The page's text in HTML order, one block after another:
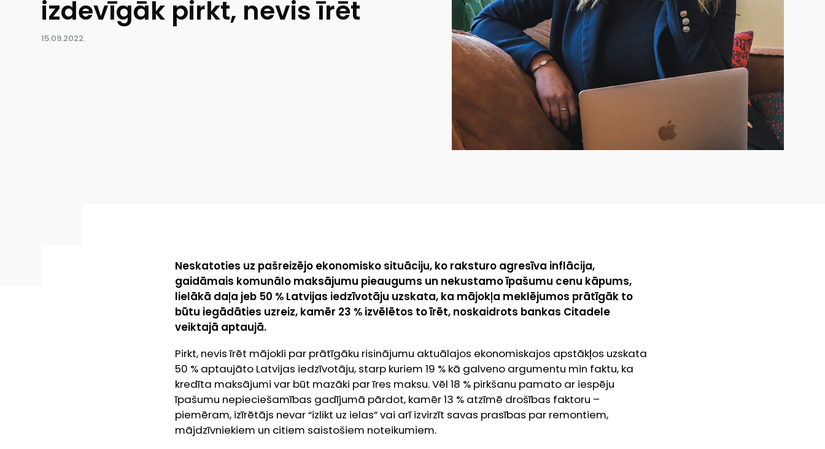
izdevīgāk pirkt, nevis īrēt
15.09.2022.
Neskatoties uz pašreizējo ekonomisko situāciju, ko raksturo agresīva inflācija,
gaidāmais komunālo maksājumu pieaugums un nekustamo īpašumu cenu kāpums,
lielākā daļa jeb 50 % Latvijas iedzīvotāju uzskata, ka mājokļa meklējumos prātīgāk to
būtu iegādāties uzreiz, kamēr 23 % izvēlētos to īrēt, noskaidrots bankas Citadele
veiktajā aptaujā.
Pirkt, nevis īrēt mājokli par prātīgāku risinājumu aktuālajos ekonomiskajos apstākļos uzskata
50 % aptaujāto Latvijas iedzīvotāju, starp kuriem 19 % kā galveno argumentu min faktu, ka
kredīta maksājumi var būt mazāki par īres maksu. Vēl 18 % pirkšanu pamato ar iespēju
īpašumu nepieciešamības gadījumā pārdot, kamēr 13 % atzīmē drošības faktoru –
piemēram, izīrētājs nevar “izlikt uz ielas” vai arī izvirzīt savas prasības par remontiem,
mājdzīvniekiem un citiem saistošiem noteikumiem.